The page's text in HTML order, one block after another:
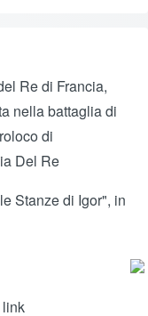
Re di Francia,
nella battaglia di
di
Del Re
Stanze di Igor", in